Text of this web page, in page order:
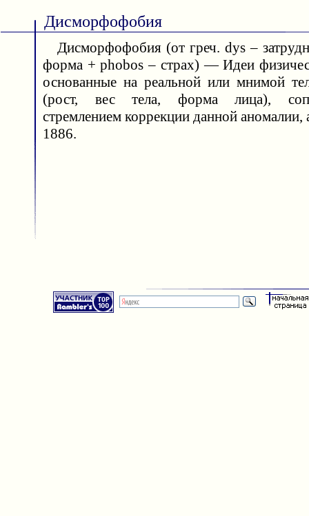
Дисморфофобия
Дисморфофобия (от греч. dys –
форма + phobos – страх) — Идеи
основанные на реальной или мнимой
(рост, вес тела, форма лица),
стремлением коррекции данной
1886.